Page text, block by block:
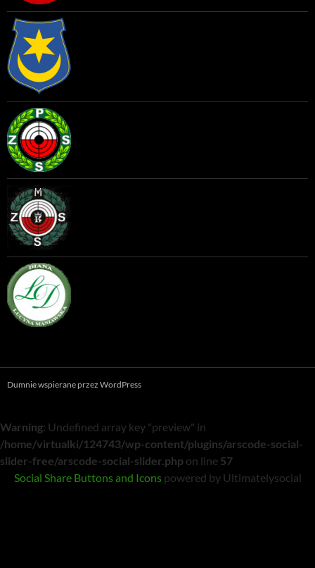
Dumnie wspierane przez WordPress
Warning: Undefined array key "preview" in
/home/virtualki/124743/wp-content/plugins/arscode-social-
slider-free/arscode-social-slider.php on line 57
Social Share Buttons and Iconspowered by Ultimatelysocial